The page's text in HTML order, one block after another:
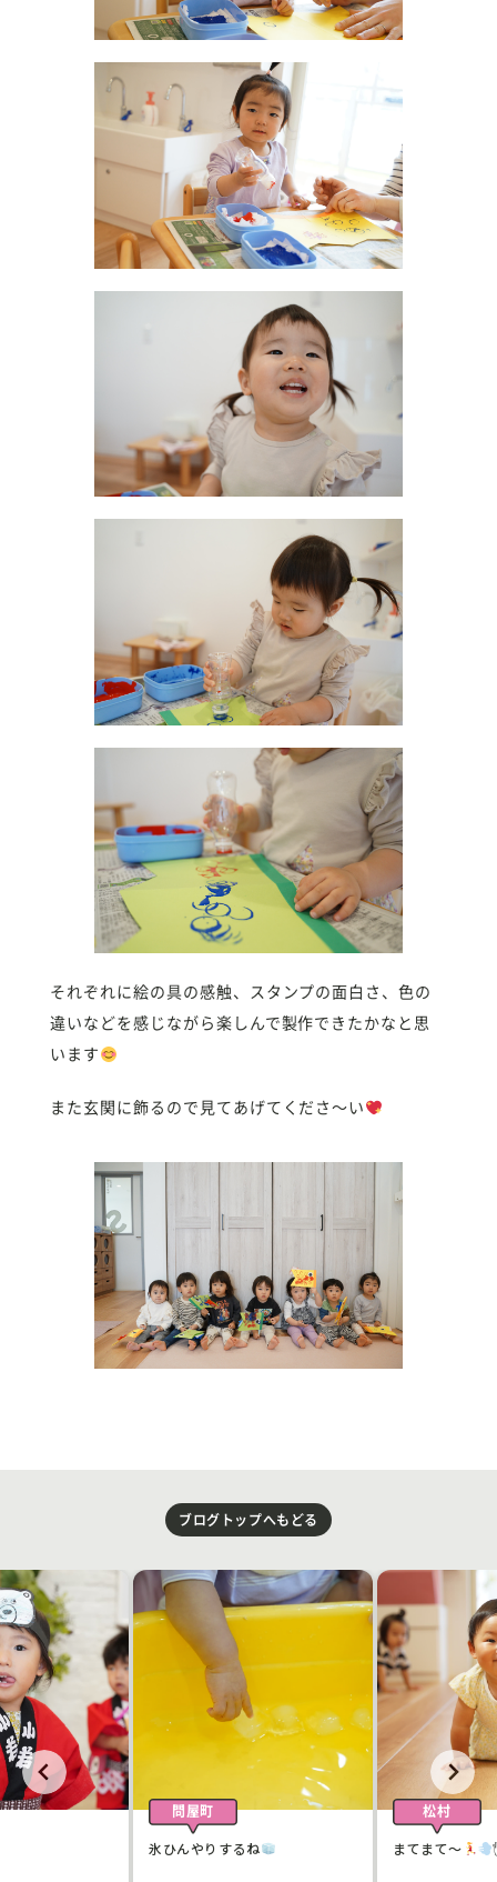
それぞれに絵の具の感触、スタンプの面白さ、色の
違いなどを感じながら楽しんで製作できたかなと思
います
また玄関に飾るので見てあげてくださ〜い
ブログトップへもどる
問屋町
氷ひんやりするね
松村
まてまて〜